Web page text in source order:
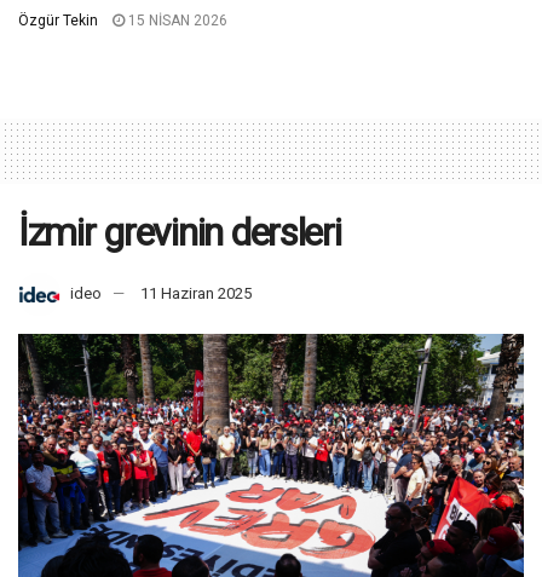
Özgür Tekin 15 NISAN 2026
İzmir grevinin dersleri
ideo 11 Haziran 2025